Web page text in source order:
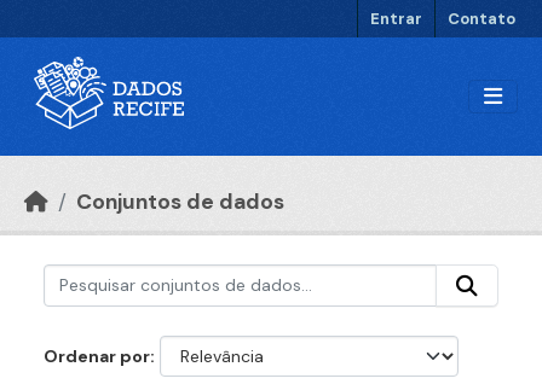
Entrar Contato
Conjuntos de dados
Ordenar por